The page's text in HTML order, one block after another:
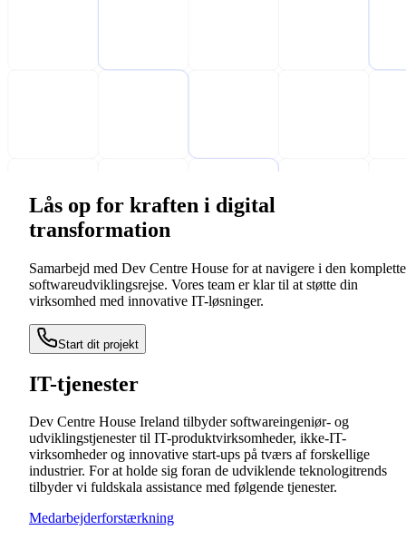
Lås op for kraften i digital
transformation
Samarbejd med Dev Centre House for at navigere i den komplette
softwareudviklingsrejse. Vores team er klar til at støtte din
virksomhed med innovative IT-løsninger.
Start dit projekt
IT-tjenester
Dev Centre House Ireland tilbyder softwareingeniør- og
udviklingstjenester til IT-produktvirksomheder, ikke-IT-
virksomheder og innovative start-ups på tværs af forskellige
industrier. For at holde sig foran de udviklende teknologitrends
tilbyder vi fuldskala assistance med følgende tjenester.
Medarbejderforstærkning